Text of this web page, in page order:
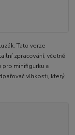
Tato verze
zpracování, včetně
pro minifigurku a
vlhkosti, který